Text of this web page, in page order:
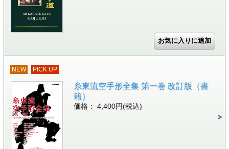
NEW PICK UP
糸東流空手形全集 第一巻 改訂版（書
籍）
価格： 4,400円(税込)